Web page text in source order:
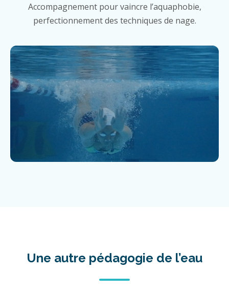
Accompagnement pour vaincre l’aquaphobie,
perfectionnement des techniques de nage.
Une autre pédagogie de l’eau